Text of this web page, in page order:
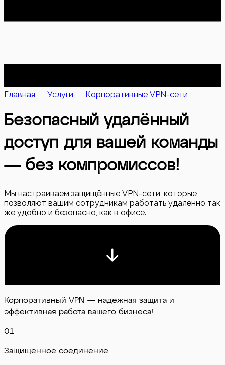
Главная Услуги Корпоративные VPN-сети
Безопасный удалённый
доступ для вашей команды
— без компромиссов!
Мы настраиваем защищённые VPN-сети, которые
позволяют вашим сотрудникам работать удалённо так
же удобно и безопасно, как в офисе.
Корпоративный VPN — надежная защита и
эффективная работа вашего бизнеса!
01
Защищённое соединение